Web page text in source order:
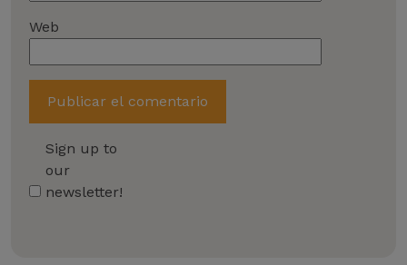
Web
Sign up to
our
newsletter!